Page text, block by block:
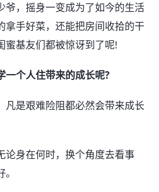
爷，摇身一变成为了如今的生活
拿手好菜，还能把房间收拾的干
蜜基友们都被惊讶到了呢!
一个人住带来的成长呢?
是艰难险阻都必然会带来成长
身在何时，换个角度去看事